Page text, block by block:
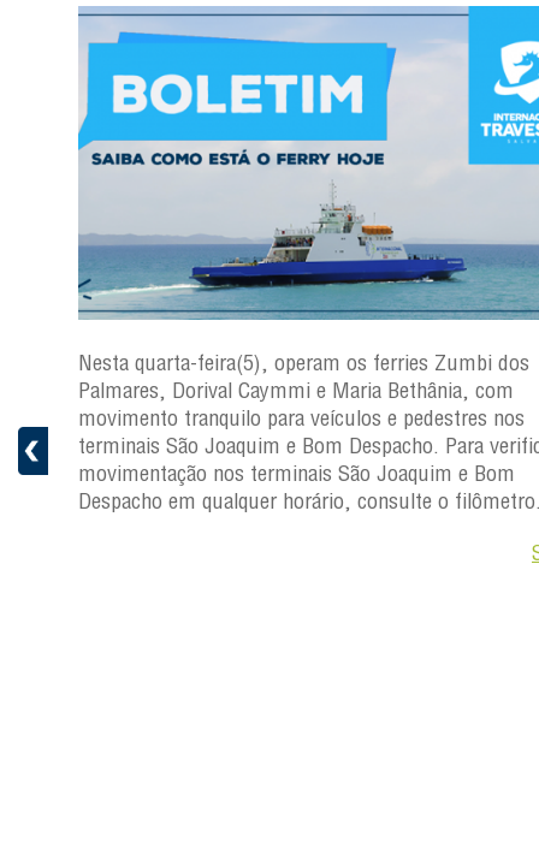
a
Nesta quarta-feira(5), operam os ferries Zumbi dos
Palmares, Dorival Caymmi e Maria Bethânia, com
movimento tranquilo para veículos e pedestres nos
terminais São Joaquim e Bom Despacho. Para
movimentação nos terminais São Joaquim e Bom
Despacho em qualquer horário, consulte o